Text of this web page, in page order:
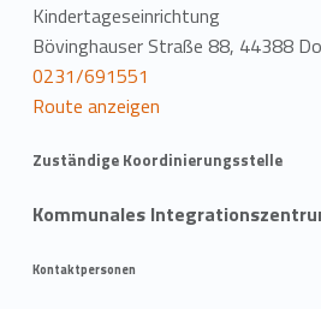
Kindertageseinrichtung
Bövinghauser Straße 88, 44388
0231/691551
Route anzeigen
Zuständige Koordinierungsstelle
Kommunales
Kontaktpersonen